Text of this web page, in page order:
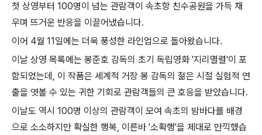
첫 상영부터 100명이 넘는 관람객이 속초항 친수공원을 가득 채
우며 뜨거운 반응을 이끌어냈습니다.
이어 4월 11일에는 더욱 풍성한 라인업으로 돌아왔습니다.
이날 상영 목록에는 봉준호 감독의 초기 독립영화 '지리멸렬'이 포
함되었는데, 이 작품은 세계적 거장 봉 감독의 젊은 시절 실험적 연
출을 엿볼 수 있는 귀한 기회로 관람객들의 큰 호응을 받았습니다.
이날도 역시 100명 이상의 관람객이 모여 속초의 밤바다를 배경
으로 소소하지만 확실한 행복, 이른바 '소확행'을 제대로 만끽했습